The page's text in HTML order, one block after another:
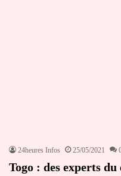
24heures Infos 25/05/2021
Togo : des experts du